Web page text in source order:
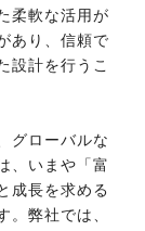
柔軟な活用が
あり、信頼で
設計を行うこ
グローバルな
、いまや「富
成長を求める
。弊社では、